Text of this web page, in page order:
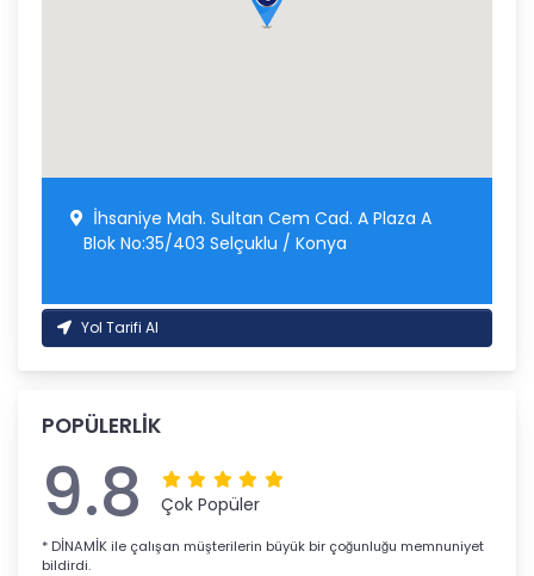
İhsaniye Mah. Sultan Cem Cad. A Plaza A
Blok No:35/403 Selçuklu / Konya
Yol Tarifi Al
POPÜLERLİK
9.8 Çok Popüler
* DİNAMİK ile çalışan müşterilerin büyük bir çoğunluğu memnuniyet
bildirdi.